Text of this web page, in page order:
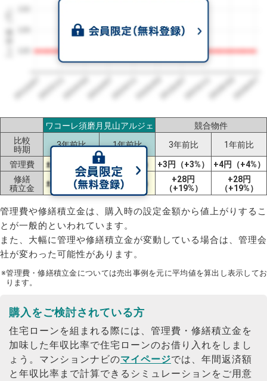
1㎡単価（円）
2023/072023/112024/032024/072024/112025/032025/072025/112026/032026/07
ワコーレ須磨月見山アルジェ
競合物件
比較
時期
3年前比 1年前比 3年前比 1年前比
管理費 ±0円（±0%） ±0円（±0%） +3円（+3%）
+4円（+4%）
修繕
積立金
±0円（±0%） ±0円（±0%）
+28円
（+19%）
+28円
（+19%）
管理費や修繕積立金は、購入時の設定金額から値上がりするこ
とが一般的といわれています。
また、大幅に管理や修繕積立金が変動している場合は、管理会
社が変わった可能性があります。
※管理費・修繕積立金については売出事例を元に平均値を算出し表示してお
ります。
購入をご検討されている方
住宅ローンを組まれる際には、管理費・修繕積立金を
加味した年収比率で住宅ローンのお借り入れをしまし
ょう。 マンションナビのマイページでは、年間返済額
と年収比率まで計算できるシミュレーションをご用意